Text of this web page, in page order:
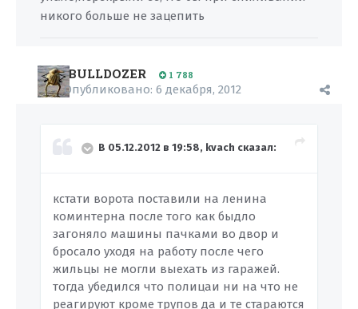
никого больше не зацепить
BULLDOZER 1 788
Опубликовано: 6 декабря, 2012
В 05.12.2012 в 19:58, kvach сказал:
кстати ворота поставили на ленина
коминтерна после того как быдло
загоняло машины пачками во двор и
бросало уходя на работу после чего
жильцы не могли выехать из гаражей.
тогда убедился что полицаи ни на что не
реагируют кроме трупов да и те стараются